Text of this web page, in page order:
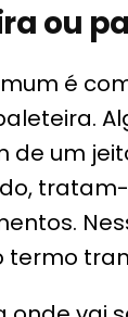
ou
é
de um
termo